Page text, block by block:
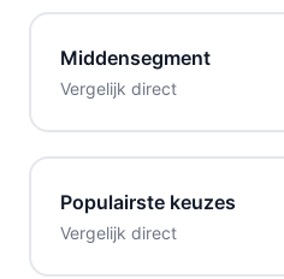
Middensegment
Vergelijk direct
Populairste keuzes
Vergelijk direct